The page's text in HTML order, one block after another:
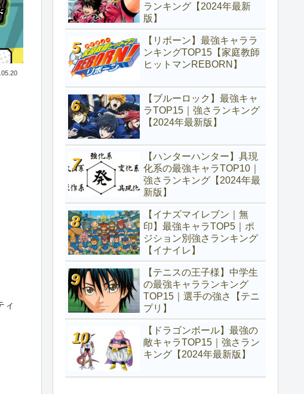
ィ
ランキング【2024年最新
版】
【リボーン】最強キャララ
ンキングTOP15【家庭教師
ヒットマンREBORN】
【ブルーロック】最強キャ
ラTOP15｜強さランキング
【2024年最新版】
【ハンターハンター】具現
化系の最強キャラTOP10｜
強さランキング【2024年最
新版】
【イナズマイレブン｜無
印】最強キャラTOP5｜ポ
ジション別強さランキング
【イナイレ】
【テニスの王子様】中学生
の最強キャラランキング
TOP15｜選手の強さ【テニ
プリ】
【ドラゴンボール】最強の
敵キャラTOP15｜強さラン
キング【2024年最新版】